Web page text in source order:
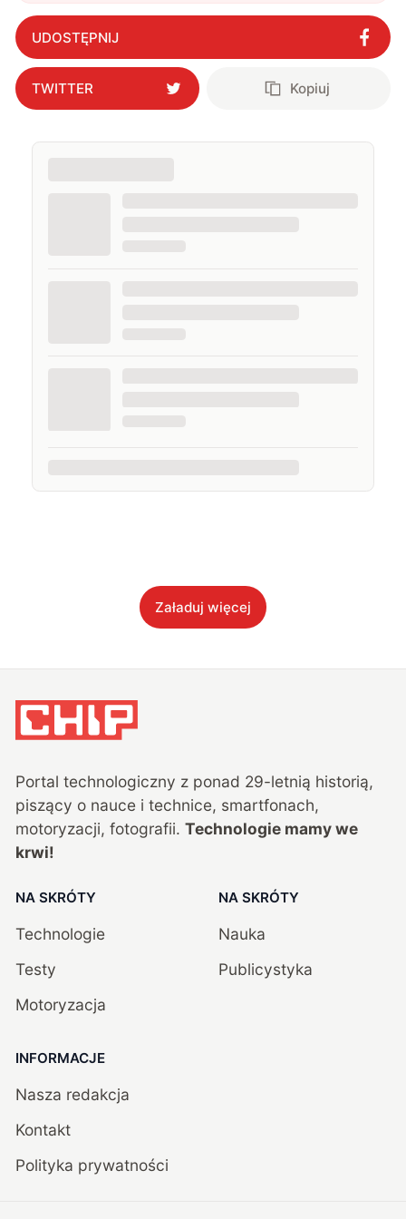
Online i PCWorld.pl, a od 2020 roku jestem związany z
WhatNext.pl, gdzie jestem zastępcą redaktora
naczelnego. Życie prywatne łączę z zawodowym,
interesując się nowymi technologiami, ale nie
pogardzę dobrą muzyką, serialem, grami
komputerowymi czy sportem.
UDOSTĘPNIJ
TWITTER Kopiuj
Załaduj więcej
Portal technologiczny z ponad 29-letnią historią,
piszący o nauce i technice, smartfonach,
motoryzacji, fotografii. Technologie mamy we
krwi!
NA SKRÓTY
Technologie
Testy
Motoryzacja
NA SKRÓTY
Nauka
Publicystyka
INFORMACJE
Nasza redakcja
Kontakt
Polityka prywatności